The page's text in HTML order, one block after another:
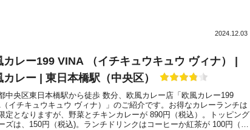
2024.12.03
カレー199 VINA （イチキュウキュウ ヴィナ） |
カレー | 東日本橋駅（中央区）
中央区東日本橋駅から徒歩 数分、欧風カレー店「欧風カレー199
イチキュウキュウ ヴィナ）」のご紹介です。お得なカレーランチは
定となりますが、野菜とチキンカレーが 890円（税込）。トッピング
ズは、150円（税込)。ランチドリンクはコーヒーか紅茶が 100円（税